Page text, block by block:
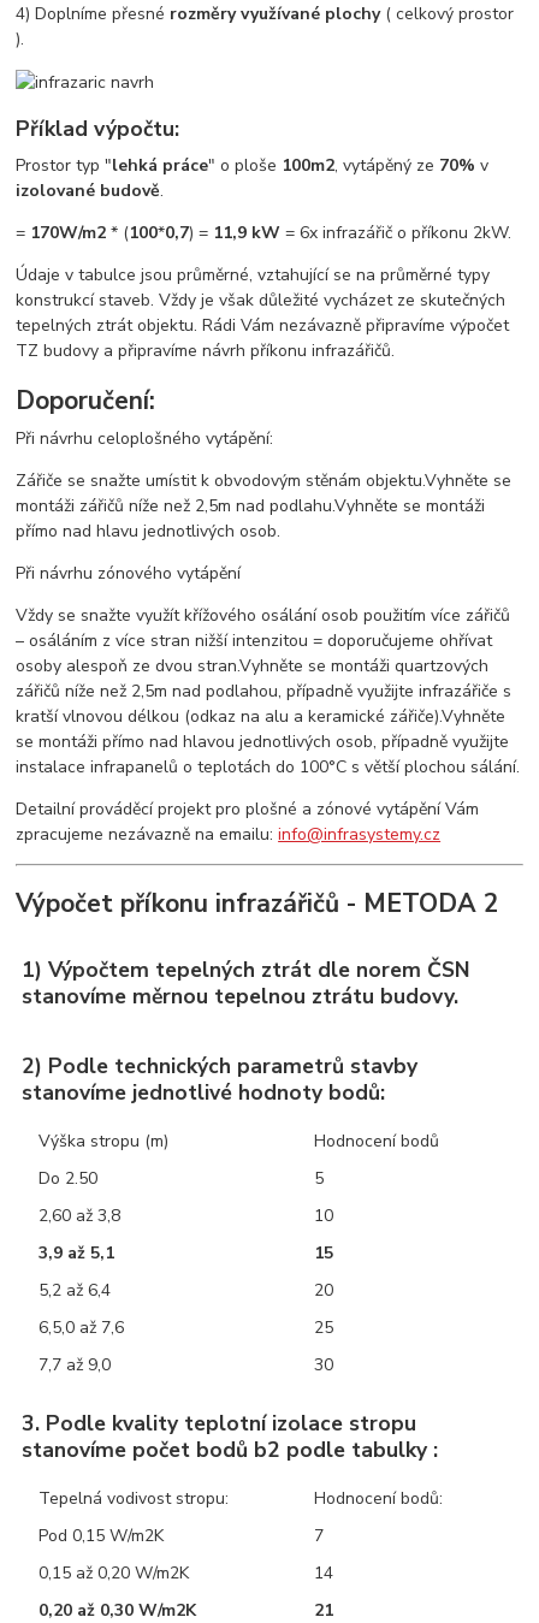
4) Doplníme přesné rozměry využívané plochy( celkový prostor
).
Příklad výpočtu:
Prostor typ "lehká práce" o ploše 100m2, vytápěný ze 70% v
izolované budově.
= 170W/m2 * (100*0,7) = 11,9 kW = 6x infrazářič o příkonu 2kW.
Údaje v tabulce jsou průměrné, vztahující se na průměrné typy
konstrukcí staveb. Vždy je však důležité vycházet ze skutečných
tepelných ztrát objektu. Rádi Vám nezávazně připravíme výpočet
TZ budovy a připravíme návrh příkonu infrazářičů.
Doporučení:
Při návrhu celoplošného vytápění:
Zářiče se snažte umístit k obvodovým stěnám objektu.Vyhněte se
montáži zářičů níže než 2,5m nad podlahu.Vyhněte se montáži
přímo nad hlavu jednotlivých osob.
Při návrhu zónového vytápění
Vždy se snažte využít křížového osálání osob použitím více zářičů
– osáláním z více stran nižší intenzitou = doporučujeme ohřívat
osoby alespoň ze dvou stran.Vyhněte se montáži quartzových
zářičů níže než 2,5m nad podlahou, případně využijte infrazářiče s
kratší vlnovou délkou (odkaz na alu a keramické zářiče).Vyhněte
se montáži přímo nad hlavou jednotlivých osob, případně využijte
instalace infrapanelů o teplotách do 100°C s větší plochou sálání.
Detailní prováděcí projekt pro plošné a zónové vytápění Vám
zpracujeme nezávazně na emailu:info@infrasystemy.cz
Výpočet příkonu infrazářičů - METODA 2
1) Výpočtem tepelných ztrát dle norem ČSN
stanovíme měrnou tepelnou ztrátu budovy.
2) Podle technických parametrů stavby
stanovíme jednotlivé hodnoty bodů:
Výška stropu (m)
Hodnocení bodů
Do 2.50
5
2,60 až 3,8
10
3,9 až 5,1
15
5,2 až 6,4
20
6,5,0 až 7,6
25
7,7 až 9,0
30
3. Podle kvality teplotní izolace stropu
stanovíme počet bodů b2 podle tabulky :
Tepelná vodivost stropu:
Hodnocení bodů:
Pod 0,15 W/m2K
7
0,15 až 0,20 W/m2K
14
0,20 až 0,30 W/m2K
21